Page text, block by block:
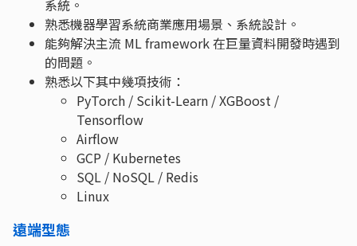
系統。
熟悉機器學習系統商業應用場景、系統設計。
能夠解決主流 ML framework 在巨量資料開發時遇到
的問題。
熟悉以下其中幾項技術：
PyTorch / Scikit-Learn / XGBoost /
Tensorflow
Airflow
GCP / Kubernetes
SQL / NoSQL / Redis
Linux
遠端型態